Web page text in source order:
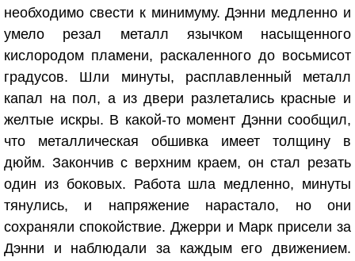
необходимо свести к минимуму. Дэнни медленно и
умело резал металл язычком насыщенного
кислородом пламени, раскаленного до восьмисот
градусов. Шли минуты, расплавленный металл
капал на пол, а из двери разлетались красные и
желтые искры. В какой-то момент Дэнни сообщил,
что металлическая обшивка имеет толщину в
дюйм. Закончив с верхним краем, он стал резать
один из боковых. Работа шла медленно, минуты
тянулись, и напряжение нарастало, но они
сохраняли спокойствие. Джерри и Марк присели за
Дэнни и наблюдали за каждым его движением.